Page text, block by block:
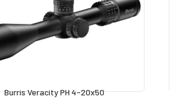
Burris Veracity PH 4-20x50